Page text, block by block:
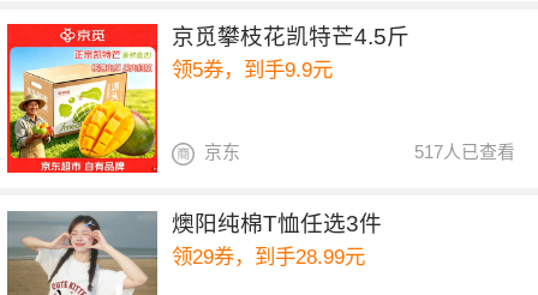
京觅攀枝花凯特芒4.5斤
领5券，到手9.9元
517人已查看
京东
燠阳纯棉T恤任选3件
领29券，到手28.99元